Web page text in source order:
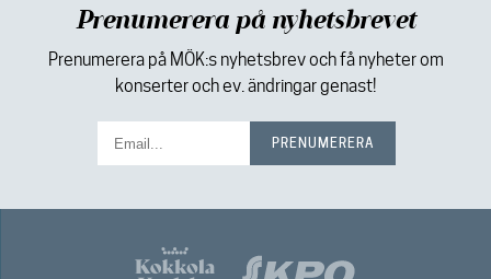
Prenumerera på nyhetsbrevet
Prenumerera på MÖK:s nyhetsbrev och få nyheter om
konserter och ev. ändringar genast!